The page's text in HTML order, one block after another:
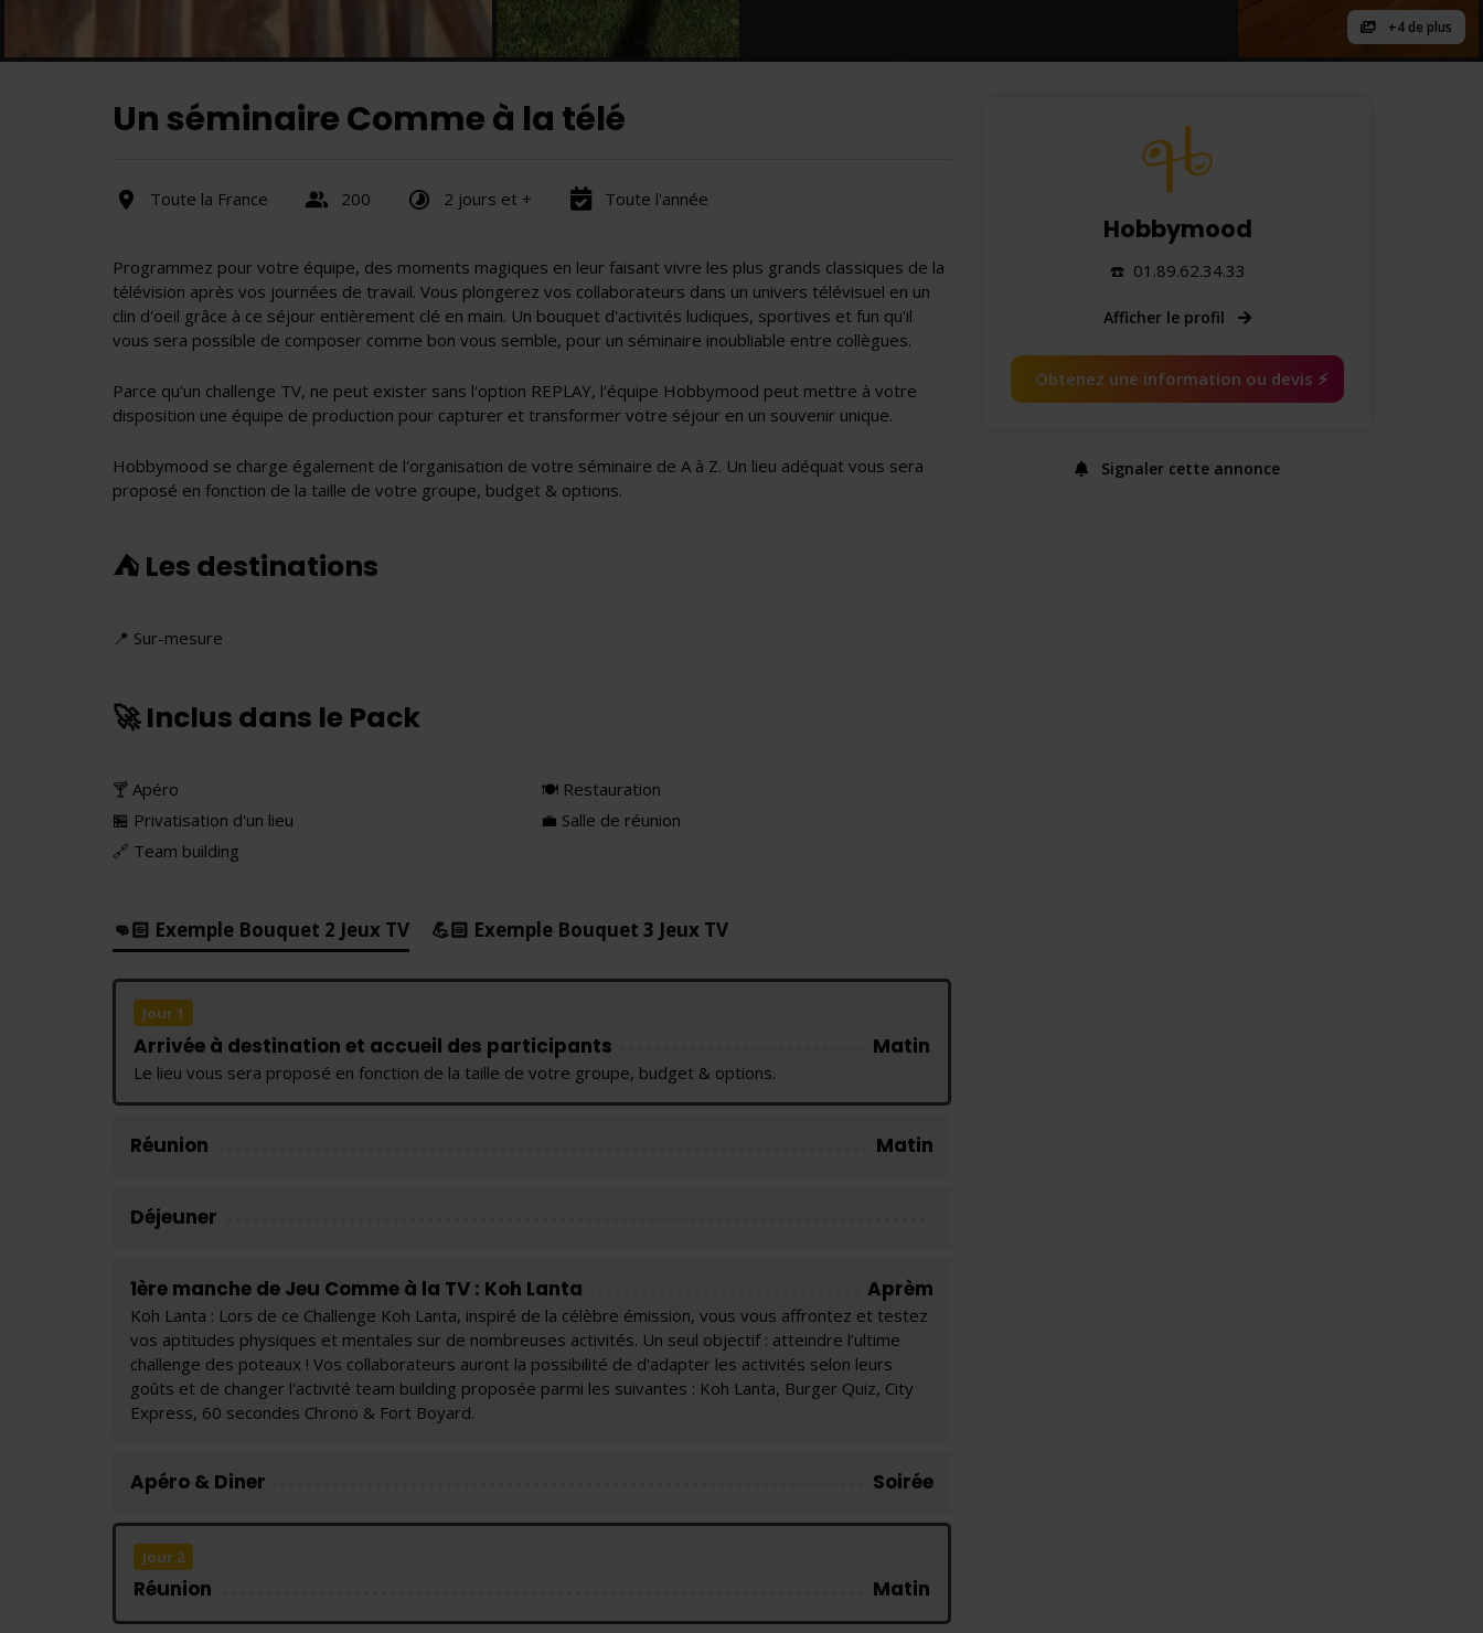
+4 de plus
Un séminaire Comme à la télé
Toute la France 200 2 jours et + Toute l'année
Programmez pour votre équipe, des moments magiques en leur faisant vivre les plus grands classiques de la
télévision après vos journées de travail. Vous plongerez vos collaborateurs dans un univers télévisuel en un
clin d'oeil grâce à ce séjour entièrement clé en main. Un bouquet d'activités ludiques, sportives et fun qu'il
vous sera possible de composer comme bon vous semble, pour un séminaire inoubliable entre collègues.
Parce qu'un challenge TV, ne peut exister sans l'option REPLAY, l'équipe Hobbymood peut mettre à votre
disposition une équipe de production pour capturer et transformer votre séjour en un souvenir unique.
Hobbymood se charge également de l'organisation de votre séminaire de A à Z. Un lieu adéquat vous sera
proposé en fonction de la taille de votre groupe, budget & options.
⛺️ Les destinations
📍 Sur-mesure
🚀 Inclus dans le Pack
🍸 Apéro
🍽 Restauration
🏪 Privatisation d'un lieu
💼 Salle de réunion
🔗 Team building
👊🏻 Exemple Bouquet 2 Jeux TV 💪🏻 Exemple Bouquet 3 Jeux TV
Jour 1
Arrivée à destination et accueil des participants Matin
Le lieu vous sera proposé en fonction de la taille de votre groupe, budget & options.
Réunion Matin
Déjeuner
1ère manche de Jeu Comme à la TV : Koh Lanta Aprèm
Koh Lanta : Lors de ce Challenge Koh Lanta, inspiré de la célèbre émission, vous vous affrontez et testez
vos aptitudes physiques et mentales sur de nombreuses activités. Un seul objectif : atteindre l’ultime
challenge des poteaux ! Vos collaborateurs auront la possibilité de d'adapter les activités selon leurs
goûts et de changer l'activité team building proposée parmi les suivantes : Koh Lanta, Burger Quiz, City
Express, 60 secondes Chrono & Fort Boyard.
Apéro & Diner Soirée
Jour 2
Réunion Matin
Hobbymood
☎️ 01.89.62.34.33
Afficher le profil
Obtenez une information ou devis ⚡️
Signaler cette annonce